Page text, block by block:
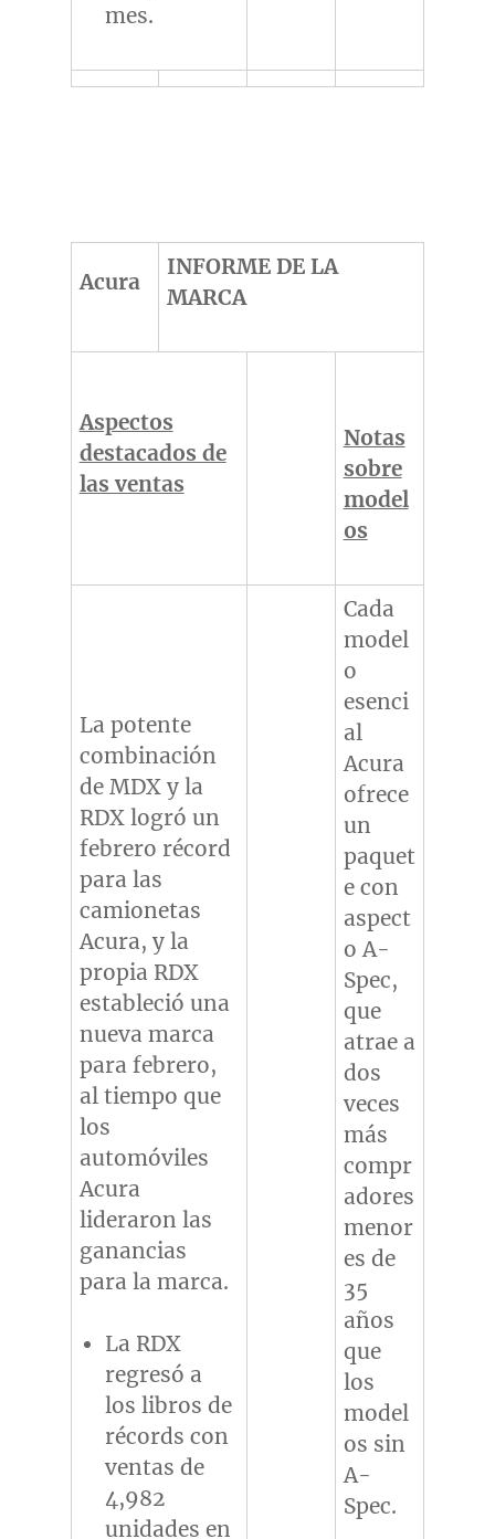
mes.
Acura
INFORME DE LA
MARCA
Aspectos
destacados de
las ventas
Notas
sobre
model
os
La potente
combinación
de MDX y la
RDX logró un
febrero récord
para las
camionetas
Acura, y la
propia RDX
estableció una
nueva marca
para febrero,
al tiempo que
los
automóviles
Acura
lideraron las
ganancias
para la marca.
La RDX
regresó a
los libros de
récords con
ventas de
4,982
unidades en
Cada
model
o
esenci
al
Acura
ofrece
un
paquet
e con
aspect
o A-
Spec,
que
atrae a
dos
veces
más
compr
adores
menor
es de
35
años
que
los
model
os sin
A-
Spec.